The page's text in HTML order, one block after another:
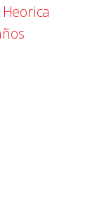
Heorica